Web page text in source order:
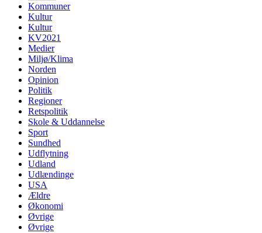
Kommuner
Kultur
Kultur
KV2021
Medier
Miljø/Klima
Norden
Opinion
Politik
Regioner
Retspolitik
Skole & Uddannelse
Sport
Sundhed
Udflytning
Udland
Udlændinge
USA
Ældre
Økonomi
Øvrige
Øvrige